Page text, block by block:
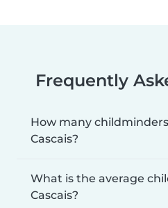
Frequently
How many
Cascais?
What is the average
Cascais?